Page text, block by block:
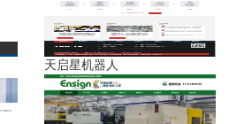
天启星机器人